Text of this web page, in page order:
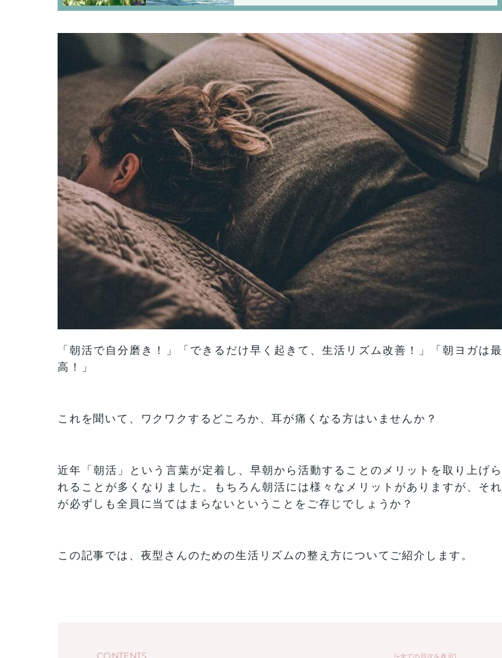
「朝活で自分磨き！」「できるだけ早く起きて、生活リズム改善！」「朝ヨガは最
高！」
これを聞いて、ワクワクするどころか、耳が痛くなる方はいませんか？
近年「朝活」という言葉が定着し、早朝から活動することのメリットを取り上げら
れることが多くなりました。もちろん朝活には様々なメリットがありますが、それ
が必ずしも全員に当てはまらないということをご存じでしょうか？
この記事では、夜型さんのための生活リズムの整え方についてご紹介します。